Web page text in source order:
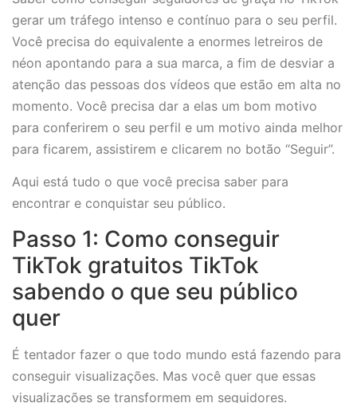
gerar um tráfego intenso e contínuo para o seu perfil.
Você precisa do equivalente a enormes letreiros de
néon apontando para a sua marca, a fim de desviar a
atenção das pessoas dos vídeos que estão em alta no
momento. Você precisa dar a elas um bom motivo
para conferirem o seu perfil e um motivo ainda melhor
para ficarem, assistirem e clicarem no botão “Seguir”.
Aqui está tudo o que você precisa saber para
encontrar e conquistar seu público.
Passo 1: Como conseguir
TikTok gratuitos TikTok
sabendo o que seu público
quer
É tentador fazer o que todo mundo está fazendo para
conseguir visualizações. Mas você quer que essas
visualizações se transformem em seguidores.